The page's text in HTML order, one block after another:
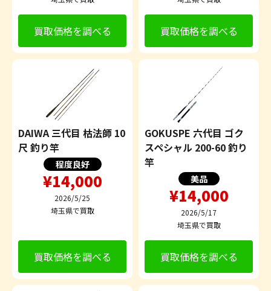
買取価格を調べる 買取価格を調べる
DAIWA 三代目 枯法師 10
尺 釣り竿
程度良好
¥14,000
2026/5/25
埼玉県で買取
買取価格を調べる
GOKUSPE 六代目 ゴク
スペシャル 200-60 釣り
竿
美品
¥14,000
2026/5/17
埼玉県で買取
買取価格を調べる